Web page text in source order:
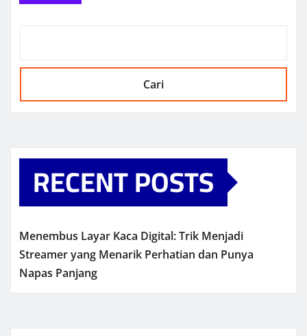
Cari
RECENT POSTS
Menembus Layar Kaca Digital: Trik Menjadi
Streamer yang Menarik Perhatian dan Punya
Napas Panjang